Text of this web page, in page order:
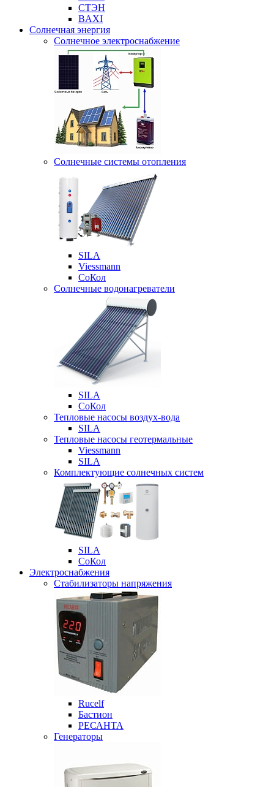
СТЭН
BAXI
Солнечная энергия
Солнечное электроснабжение
Солнечные системы отопления
SILA
Viessmann
СоКол
Солнечные водонагреватели
SILA
СоКол
Тепловые насосы воздух-вода
SILA
Тепловые насосы геотермальные
Viessmann
SILA
Комплектующие солнечных систем
SILA
СоКол
Электроснабжения
Стабилизаторы напряжения
Rucelf
Бастион
РЕСАНТА
Генераторы